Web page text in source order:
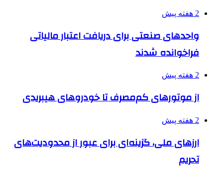
2 هفته پیش
واحدهای صنعتی برای دریافت اعتبار مالیاتی
فراخوانده شدند
2 هفته پیش
از موتورهای کم‌مصرف تا خودروهای هیبریدی
2 هفته پیش
ارزهای ملی، گزینه‌ای برای عبور از محدودیت‌های
تحریم